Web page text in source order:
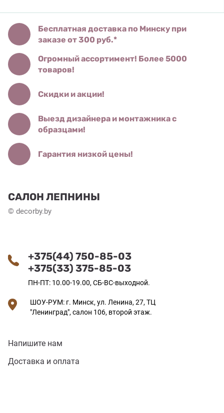
Бесплатная доставка по Минску при
заказе от 300 руб.*
Огромный ассортимент! Более 5000
товаров!
Скидки и акции!
Выезд дизайнера и монтажника с
образцами!
Гарантия низкой цены!
САЛОН ЛЕПНИНЫ
© decorby.by
+375(44) 750-85-03
+375(33) 375-85-03
ПН-ПТ: 10.00-19.00, СБ-ВС-выходной.
ШОУ-РУМ: г. Минск, ул. Ленина, 27, ТЦ
"Ленинград", салон 106, второй этаж.
Напишите нам
Доставка и оплата